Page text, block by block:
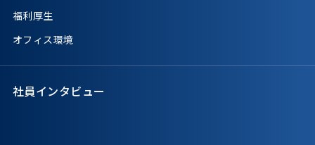
福利厚生
オフィス環境
社員インタビュー